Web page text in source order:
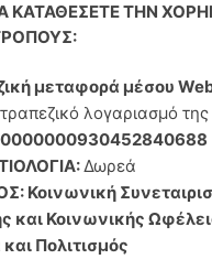
ΚΑΤΑΘΕΣΕΤΕ ΤΗΝ
μεταφορά μέσου
λογαριασμό της
Δωρεά
Κοινωνική
και Κοινωνικής
Πολιτισμός